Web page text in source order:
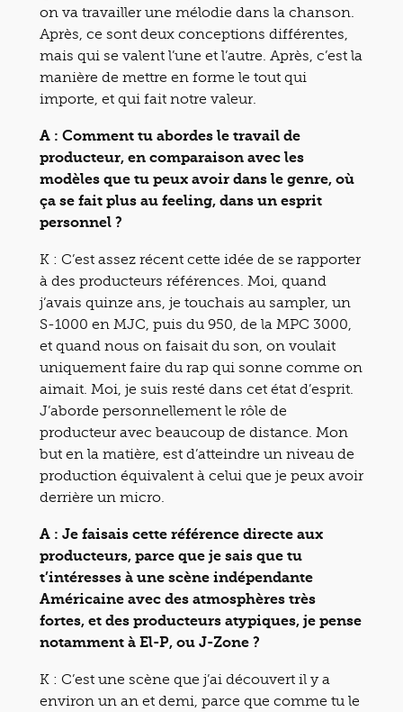
on va travailler une mélodie dans la chanson.
Après, ce sont deux conceptions différentes,
mais qui se valent l’une et l’autre. Après, c’est la
manière de mettre en forme le tout qui
importe, et qui fait notre valeur.
A : Comment tu abordes le travail de
producteur, en comparaison avec les
modèles que tu peux avoir dans le genre, où
ça se fait plus au feeling, dans un esprit
personnel ?
K : C’est assez récent cette idée de se rapporter
à des producteurs références. Moi, quand
j’avais quinze ans, je touchais au sampler, un
S-1000 en MJC, puis du 950, de la MPC 3000,
et quand nous on faisait du son, on voulait
uniquement faire du rap qui sonne comme on
aimait. Moi, je suis resté dans cet état d’esprit.
J’aborde personnellement le rôle de
producteur avec beaucoup de distance. Mon
but en la matière, est d’atteindre un niveau de
production équivalent à celui que je peux avoir
derrière un micro.
A : Je faisais cette référence directe aux
producteurs, parce que je sais que tu
t’intéresses à une scène indépendante
Américaine avec des atmosphères très
fortes, et des producteurs atypiques, je pense
notamment à El-P, ou J-Zone ?
K : C’est une scène que j’ai découvert il y a
environ un an et demi, parce que comme tu le